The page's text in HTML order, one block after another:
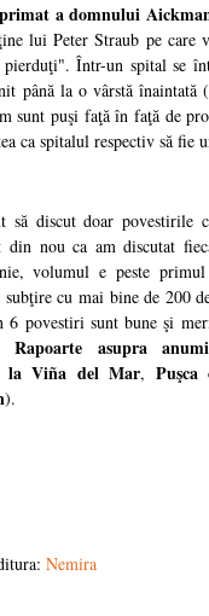
a domnului
lui Peter Straub pe care
Într-un spital se
până la o vârstă
sunt puşi faţă în faţă de
ca spitalul respectiv să fie
discut doar povestirile
nou ca am discutat
volumul e peste
cu mai bine de 200
povestiri sunt bune şi
Rapoarte asupra
la Viña del Mar,
).
Nemira